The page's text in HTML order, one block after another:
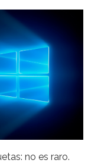
no es raro.